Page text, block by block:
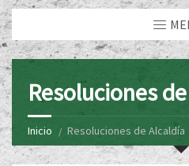
Resoluciones
Inicio Resoluciones de Alcaldía